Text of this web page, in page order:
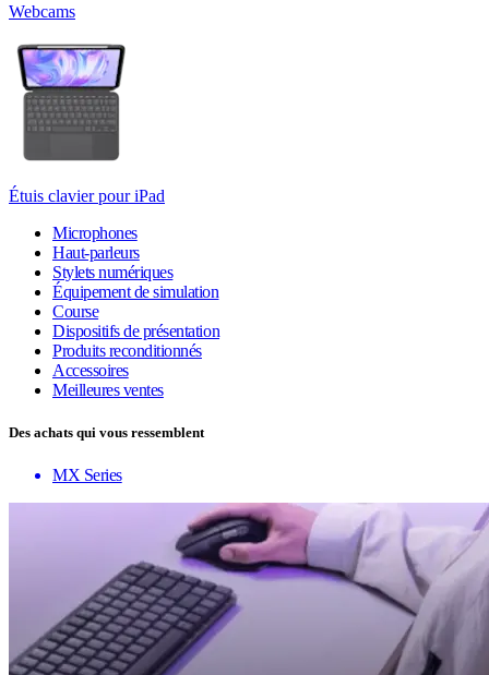
Webcams
Étuis clavier pour iPad
Microphones
Haut-parleurs
Stylets numériques
Équipement de simulation
Course
Dispositifs de présentation
Produits reconditionnés
Accessoires
Meilleures ventes
Des achats qui vous ressemblent
MX Series